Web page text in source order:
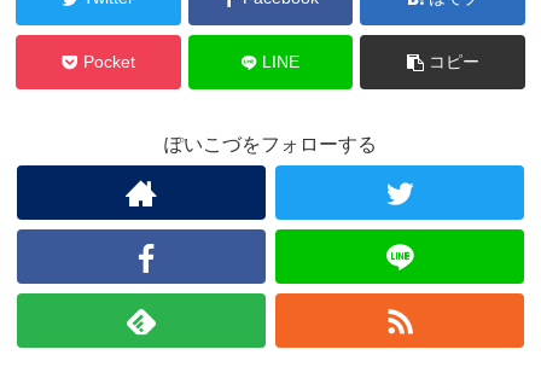
Pocket LINE コピー
ぽいこづをフォローする